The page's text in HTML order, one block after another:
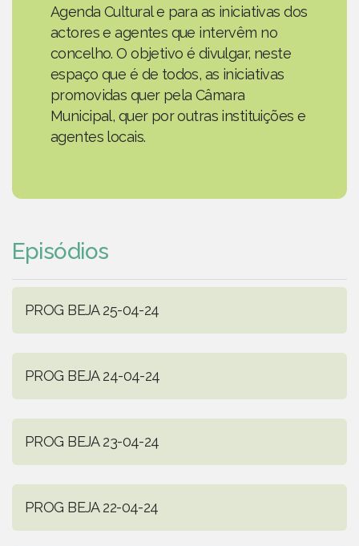
Agenda Cultural e para as iniciativas dos
actores e agentes que intervêm no
concelho. O objetivo é divulgar, neste
espaço que é de todos, as iniciativas
promovidas quer pela Câmara
Municipal, quer por outras instituições e
agentes locais.
Episódios
PROG BEJA 25-04-24
PROG BEJA 24-04-24
PROG BEJA 23-04-24
PROG BEJA 22-04-24